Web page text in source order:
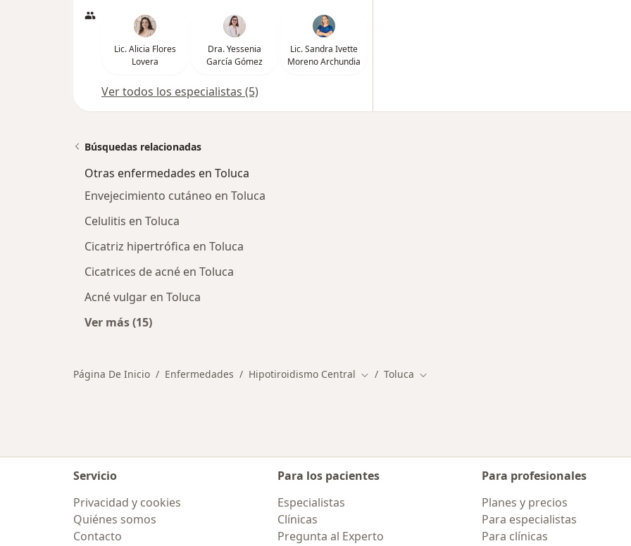
Lic. Alicia Flores
Lovera
Dra. Yessenia
García Gómez
Lic. Sandra Ivette
Moreno Archundia
Ver todos los especialistas (5)
Búsquedas relacionadas
Otras enfermedades en Toluca
Envejecimiento cutáneo en Toluca
Celulitis en Toluca
Cicatriz hipertrófica en Toluca
Cicatrices de acné en Toluca
Acné vulgar en Toluca
Ver más (15)
Página De Inicio Enfermedades Hipotiroidismo Central Cambiar de ciudad
Toluca Cambiar de ciudad
Servicio
Privacidad y cookies
Quiénes somos
Contacto
Para los pacientes
Especialistas
Clínicas
Pregunta al Experto
Para profesionales
Planes y precios
Para especialistas
Para clínicas